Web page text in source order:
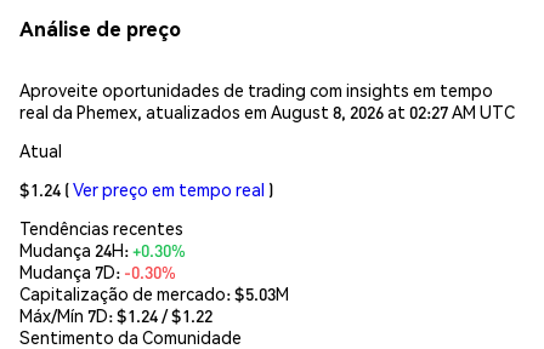
Análise de preço
Aproveite oportunidades de trading com insights em tempo
real da Phemex, atualizados em August 8, 2026 at 02:27 AM UTC
Atual
$1.24 (Ver preço em tempo real )
Tendências recentes
Mudança 24H:+0.30%
Mudança 7D: -0.30%
Capitalização de mercado:$5.03M
Máx/Mín 7D: $1.24/ $1.22
Sentimento da Comunidade